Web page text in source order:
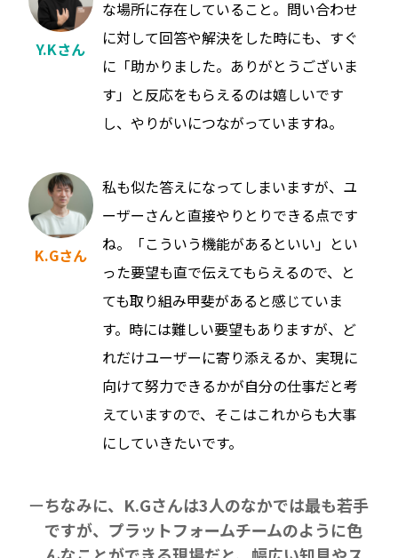
Y.Kさん
な場所に存在していること。問い合わせ
に対して回答や解決をした時にも、すぐ
に「助かりました。ありがとうございま
す」と反応をもらえるのは嬉しいです
し、やりがいにつながっていますね。
K.Gさん
私も似た答えになってしまいますが、ユ
ーザーさんと直接やりとりできる点です
ね。「こういう機能があるといい」とい
った要望も直で伝えてもらえるので、と
ても取り組み甲斐があると感じていま
す。時には難しい要望もありますが、ど
れだけユーザーに寄り添えるか、実現に
向けて努力できるかが自分の仕事だと考
えていますので、そこはこれからも大事
にしていきたいです。
ちなみに、K.Gさんは3人のなかでは最も若手
ですが、プラットフォームチームのように色